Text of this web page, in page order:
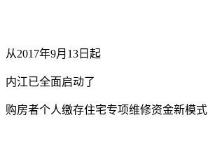
从2017年9月13日起
内江已全面启动了
购房者个人缴存住宅专项维修资金新模式